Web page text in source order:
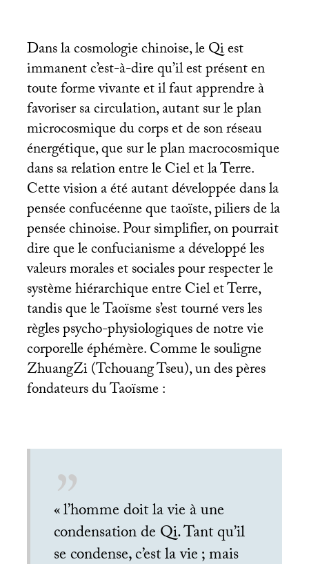
Dans la cosmologie chinoise, le Qi est
immanent c’est-à-dire qu’il est présent en
toute forme vivante et il faut apprendre à
favoriser sa circulation, autant sur le plan
microcosmique du corps et de son réseau
énergétique, que sur le plan macrocosmique
dans sa relation entre le Ciel et la Terre.
Cette vision a été autant développée dans la
pensée confucéenne que taoïste, piliers de la
pensée chinoise. Pour simplifier, on pourrait
dire que le confucianisme a développé les
valeurs morales et sociales pour respecter le
système hiérarchique entre Ciel et Terre,
tandis que le Taoïsme s’est tourné vers les
règles psycho-physiologiques de notre vie
corporelle éphémère. Comme le souligne
ZhuangZi (Tchouang Tseu), un des pères
fondateurs du Taoïsme :
«l’homme doit la vie à une
condensation de Qi. Tant qu’il
se condense, c’est la vie; mais